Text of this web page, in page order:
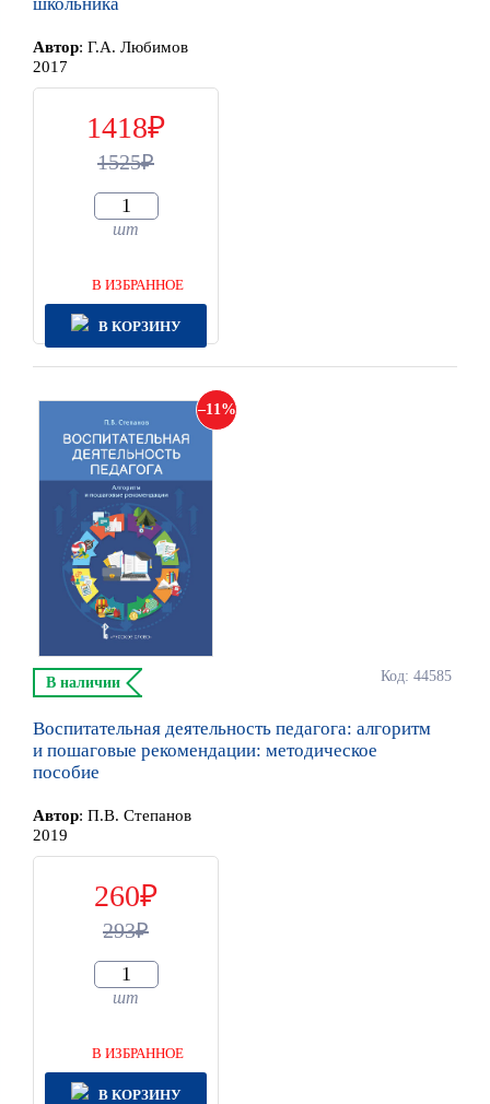
Автор: Г.А. Любимов
2017
1418
1525
шт
В ИЗБРАННОЕ
В КОРЗИНУ
11
Код: 44585
В наличии
Воспитательная деятельность педагога: алгоритм
и пошаговые рекомендации: методическое
пособие
Автор: П.В. Степанов
2019
260
293
шт
В ИЗБРАННОЕ
В КОРЗИНУ